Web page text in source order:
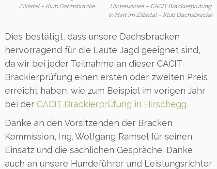
Zillertal – Klub Dachsbracke
Hinterwinkel – CACIT Brackierprüfung
in Hart im Zillertal – Klub Dachsbracke
Dies bestätigt, dass unsere Dachsbracken
hervorragend für die Laute Jagd geeignet sind,
da wir bei jeder Teilnahme an dieser CACIT-
Brackierprüfung einen ersten oder zweiten Preis
erreicht haben, wie zum Beispiel im vorigen Jahr
bei der CACIT Brackierprüfung in Hirschegg.
Danke an den Vorsitzenden der Bracken
Kommission, Ing. Wolfgang Ramsel für seinen
Einsatz und die sachlichen Gespräche. Danke
auch an unsere Hundeführer und Leistungsrichter